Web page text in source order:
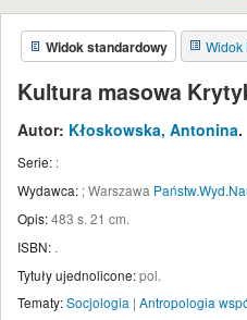
Widok standardowy Widok
Kultura masowa
Autor: Kłoskowska, Antonina.
Serie: :
Wydawca: ;Warszawa
Opis:483 s. 21 cm.
ISBN: .
Tytuły ujednolicone:pol.
Tematy:Socjologia | Antropologia